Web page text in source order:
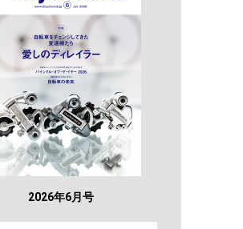
2026年6月号